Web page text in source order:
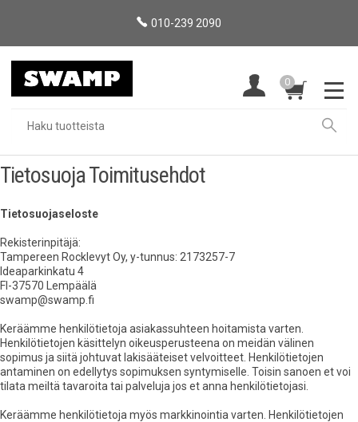
010-239 2090
0
Tietosuoja Toimitusehdot
Tietosuojaseloste
Rekisterinpitäjä:
Tampereen Rocklevyt Oy, y-tunnus: 2173257-7
Ideaparkinkatu 4
FI-37570 Lempäälä
swamp@swamp.fi
Keräämme henkilötietoja asiakassuhteen hoitamista varten.
Henkilötietojen käsittelyn oikeusperusteena on meidän välinen
sopimus ja siitä johtuvat lakisääteiset velvoitteet. Henkilötietojen
antaminen on edellytys sopimuksen syntymiselle. Toisin sanoen et voi
tilata meiltä tavaroita tai palveluja jos et anna henkilötietojasi.
Keräämme henkilötietoja myös markkinointia varten. Henkilötietojen